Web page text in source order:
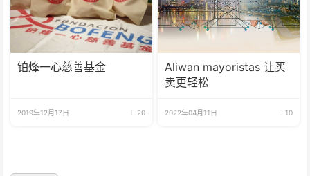
铂烽一心慈善基金
2019年12月17日 20
Aliwan mayoristas 让买
卖更轻松
2022年04月11日 10